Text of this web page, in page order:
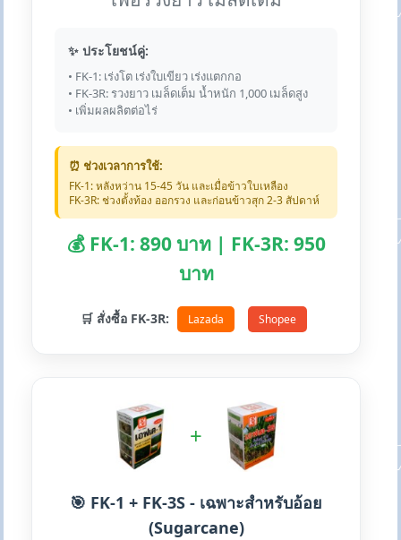
✨ ประโยชน์คู่:
• FK-1: เร่งโต เร่งใบเขียว เร่งแตกกอ
• FK-3R: รวงยาว เมล็ดเต็ม น้ำหนัก 1,000 เมล็ดสูง
• เพิ่มผลผลิตต่อไร่
⏰ ช่วงเวลาการใช้:
FK-1: หลังหว่าน 15-45 วัน และเมื่อข้าวใบเหลือง
FK-3R: ช่วงตั้งท้อง ออกรวง และก่อนข้าวสุก 2-3 สัปดาห์
💰 FK-1: 890 บาท | FK-3R: 950
บาท
🛒 สั่งซื้อ FK-3R: Lazada Shopee
+
🎯 FK-1 + FK-3S - เฉพาะสำหรับอ้อย
(Sugarcane)